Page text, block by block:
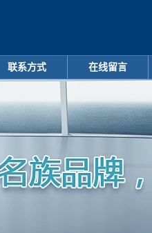
联系方式 在线留言